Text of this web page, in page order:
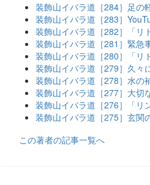
装飾山イバラ道［284］足の
装飾山イバラ道［283］
装飾山イバラ道［282］「リ
装飾山イバラ道［281］緊急
装飾山イバラ道［280］「リ
装飾山イバラ道［279］久々
装飾山イバラ道［278］水の
装飾山イバラ道［277］大切
装飾山イバラ道［276］「リ
装飾山イバラ道［275］玄関
この著者の記事一覧へ